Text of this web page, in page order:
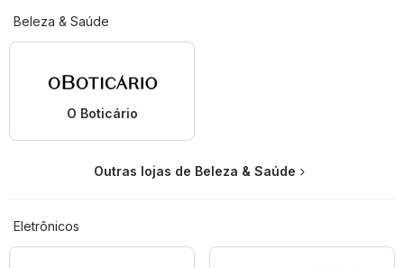
Beleza & Saúde
O Boticário
Outras lojas de Beleza & Saúde
Eletrônicos